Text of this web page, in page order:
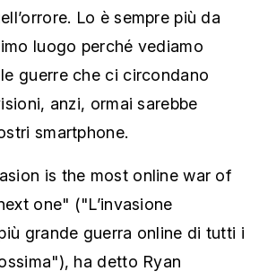
Lo è sempre più da
luogo perché vediamo
guerre che ci circondano
anzi, ormai sarebbe
smartphone.
is the most online war of
one" ("L’invasione
grande guerra online di tutti i
ha detto Ryan